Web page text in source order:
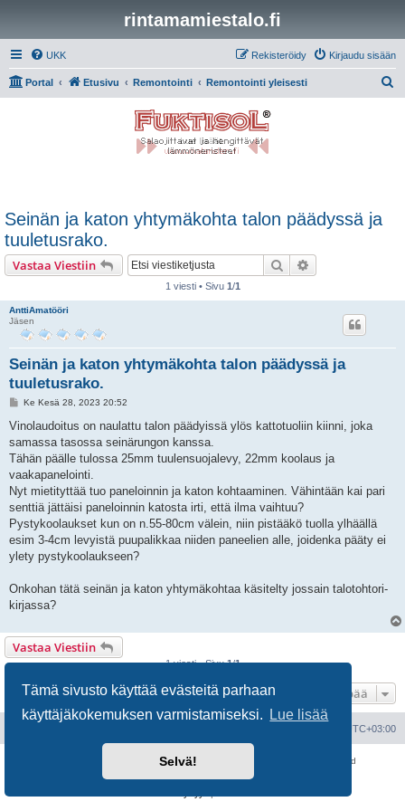
Tämä sivusto käyttää evästeitä parhaan
käyttäjäkokemuksen varmistamiseksi.
Lue lisää
Selvä!
rintamamiestalo.fi
UKK Kirjaudu sisään
Rekisteröidy
Portal Etusivu Remontointi Remontointi yleisesti
Seinän ja katon yhtymäkohta talon päädyssä ja
tuuletusrako.
Vastaa Viestiin Etsi
1 viesti • Sivu 1/1
AnttiAmatööri
Jäsen
Seinän ja katon yhtymäkohta talon päädyssä ja
tuuletusrako.
V
e
t
i
Ke Kesä 28, 2023 20:52
Vinolaudoitus on naulattu talon päädyissä ylös kattotuoliin kiinni, joka
samassa tasossa seinärungon kanssa.
Tähän päälle tulossa 25mm tuulensuojalevy, 22mm koolaus ja
vaakapanelointi.
Nyt mietityttää tuo paneloinnin ja katon kohtaaminen. Vähintään kai pari
senttiä jättäisi paneloinnin katosta irti, että ilma vaihtuu?
Pystykoolaukset kun on n.55-80cm välein, niin pistääkö tuolla ylhäällä
esim 3-4cm levyistä puupalikkaa niiden paneelien alle, joidenka pääty ei
ylety pystykoolaukseen?
Onkohan tätä seinän ja katon yhtymäkohtaa käsitelty jossain talotohtori-
kirjassa?
Vastaa Viestiin
1 viesti • Sivu1/1
Hyppää
UTC+03:00
Keskustelufoorumin ohjelmistophpBB
® Forum Software © phpBB Limited
Käännös: phpBB Suomi (lurttinen, harritapio, Pettis)